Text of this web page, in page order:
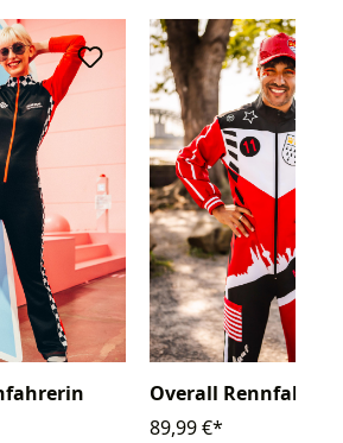
Overall Rennfahrer
89,99 €*